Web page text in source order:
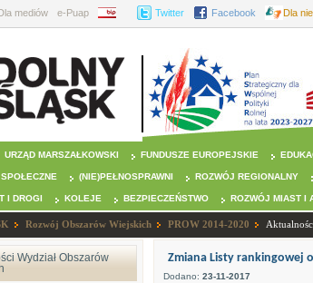
mediów e-Puap BIP Twitter Facebook Dla
URZĄD MARSZAŁKOWSKI FUNDUSZE EUROPEJSKIE
(NIE)PEŁNOSPRAWNI ROZWÓJ REGIONALNY
I DROGI KOLEJE BEZPIECZEŃSTWO ROZWÓJ MIAST I
Rozwój Obszarów Wiejskich PROW 2014-2020
Wydział Obszarów
Zmiana Listy rankingowej
Dodano: 23-11-2017